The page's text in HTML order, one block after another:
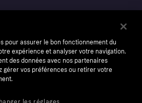
pour assurer le bon fonctionnement du
expérience et analyser votre navigation.
des données avec nos partenaires
gérer vos préférences ou retirer votre